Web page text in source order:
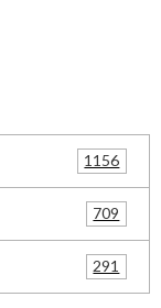
1156
709
291